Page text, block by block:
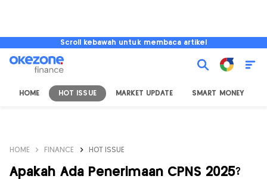
Scroll kebawah untuk membaca artikel
HOME HOT ISSUE MARKET UPDATE SMART MONEY
HOME FINANCE HOT ISSUE
Apakah Ada Penerimaan CPNS 2025?